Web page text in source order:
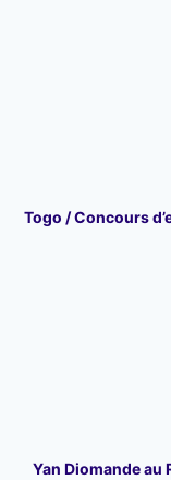
Togo / Concours
Yan Diomande au